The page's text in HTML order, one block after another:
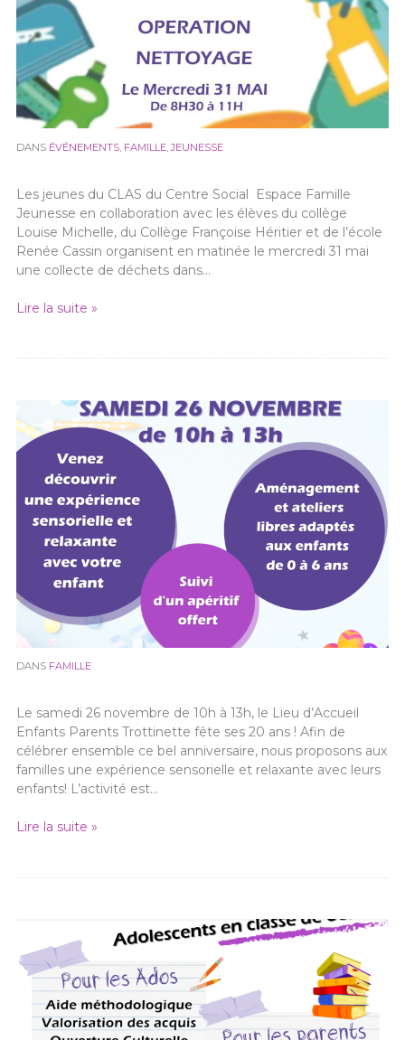
DANS ÉVÉNEMENTS, FAMILLE,JEUNESSE
Les jeunes du CLAS du Centre Social Espace Famille
Jeunesse en collaboration avec les élèves du collège
Louise Michelle, du Collège Françoise Héritier et de l’école
Renée Cassin organisent en matinée le mercredi 31 mai
une collecte de déchets dans…
Lire la suite »
DANS FAMILLE
Le samedi 26 novembre de 10h à 13h, le Lieu d’Accueil
Enfants Parents Trottinette fête ses 20 ans ! Afin de
célébrer ensemble ce bel anniversaire, nous proposons aux
familles une expérience sensorielle et relaxante avec leurs
enfants! L’activité est…
Lire la suite »